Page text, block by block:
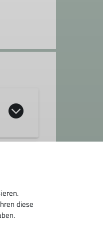
diese